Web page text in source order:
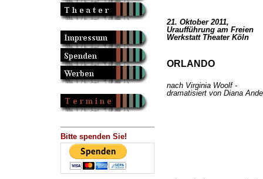
Bitte spenden Sie!
21. Oktober 2011,
Uraufführung am Freien
Werkstatt Theater Köln
ORLANDO
nach Virginia Woolf -
dramatisiert von Diana